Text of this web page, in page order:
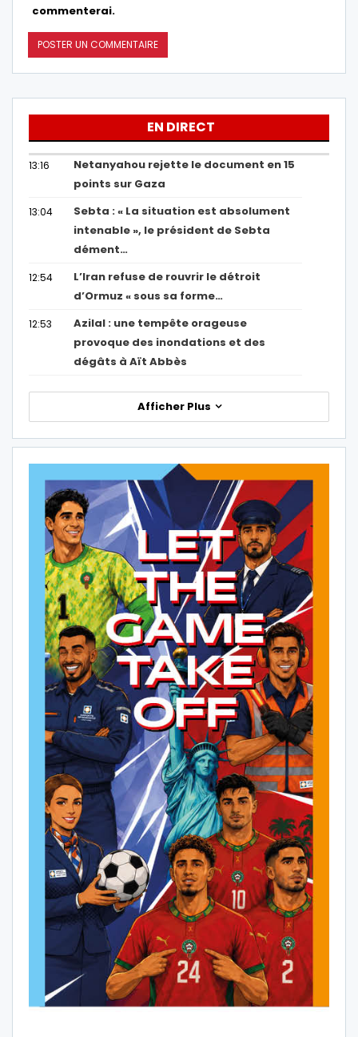
commenterai.
EN DIRECT
13:16
Netanyahou rejette le document en 15
points sur Gaza
13:04
Sebta : « La situation est absolument
intenable », le président de Sebta
dément…
12:54
L’Iran refuse de rouvrir le détroit
d’Ormuz « sous sa forme…
12:53
Azilal : une tempête orageuse
provoque des inondations et des
dégâts à Aït Abbès
Afficher Plus